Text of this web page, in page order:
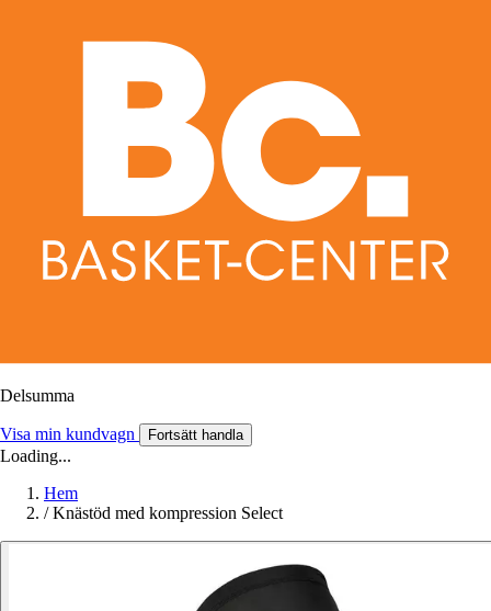
Delsumma
Visa min kundvagn Fortsätt handla
Loading...
Hem
/ Knästöd med kompression Select